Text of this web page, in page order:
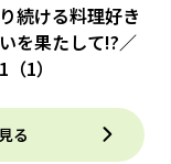
続ける料理好き
を果たして!?／
1）
る